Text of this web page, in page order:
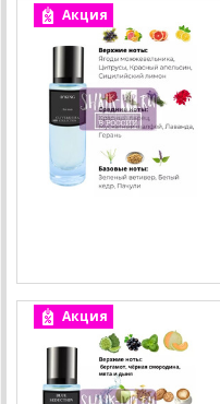
Акция
Акция